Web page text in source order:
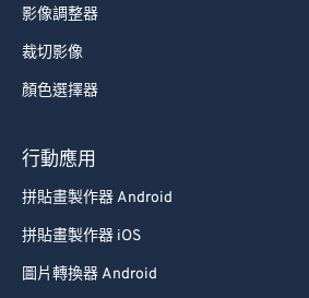
影像調整器
裁切影像
顏色選擇器
行動應用
拼貼畫製作器 Android
拼貼畫製作器 iOS
圖片轉換器 Android